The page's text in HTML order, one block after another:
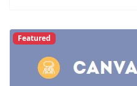
Featured